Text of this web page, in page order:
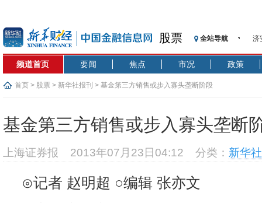
股票 全站导航
济
在
基
频道首页 要闻 焦点 市况 政策
首页 > 股票 > 新华社报刊 > 基金第三方销售或步入寡头垄断阶段
基金第三方销售或步入寡头垄断
上海证券报 2013年07月23日04:12 分类： 新华
⊙记者 赵明超 ○编辑 张亦文